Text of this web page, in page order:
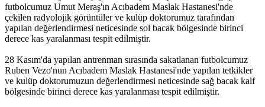
futbolcumuz Umut Meraş'ın Acıbadem Maslak Hastanesi'nde
çekilen radyolojik görüntüler ve kulüp doktorumuz tarafından
yapılan değerlendirmesi neticesinde sol bacak bölgesinde birinci
derece kas yaralanması tespit edilmiştir.
28 Kasım'da yapılan antrenman sırasında sakatlanan futbolcumuz
Ruben Vezo'nun Acıbadem Maslak Hastanesi'nde yapılan tetkikler
ve kulüp doktorumuzun değerlendirmesi neticesinde sağ bacak kalf
bölgesinde birinci derece kas yaralanması tespit edilmiştir.